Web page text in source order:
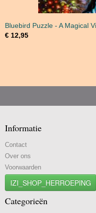
Bluebird Puzzle - A Magical
€ 12,95
Informatie
Contact
Over ons
Voorwaarden
IZI_SHOP_HERROEPING
Categorieën